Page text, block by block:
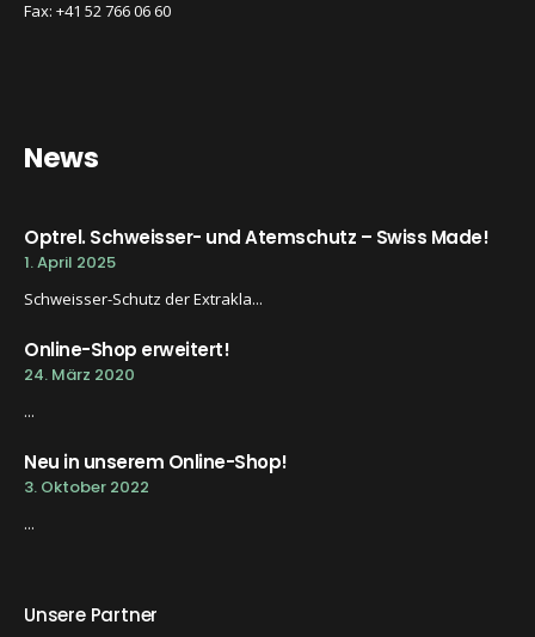
Fax: +41 52 766 06 60
News
Optrel. Schweisser- und Atemschutz – Swiss Made!
1. April 2025
Schweisser-Schutz der Extrakla...
Online-Shop erweitert!
24. März 2020
...
Neu in unserem Online-Shop!
3. Oktober 2022
...
Unsere Partner